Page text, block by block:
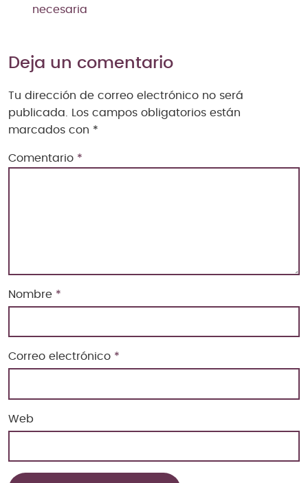
necesaria
Deja un comentario
Tu dirección de correo electrónico no será
publicada.
Los campos obligatorios están
marcados con *
Comentario *
Nombre *
Correo electrónico *
Web